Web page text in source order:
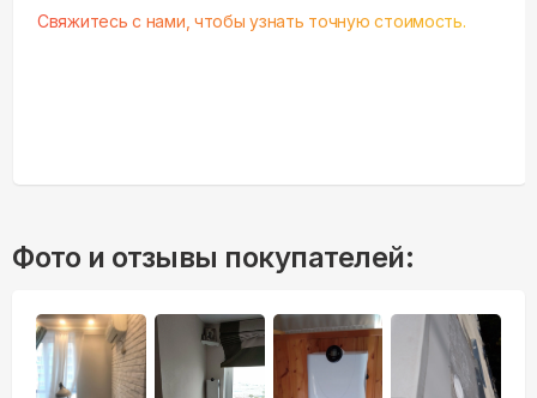
Свяжитесь с нами, чтобы узнать точную стоимость.
Фото и отзывы покупателей: